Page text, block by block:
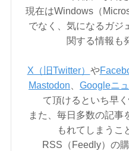
現在はWindows（
でなく、気になるガジ
関する情報も
X（旧Twitter） や
Mastodon
Googleニ
て頂けるといち早
また、毎日多数の記事
もれてしまうこ
RSS（Feedly）の